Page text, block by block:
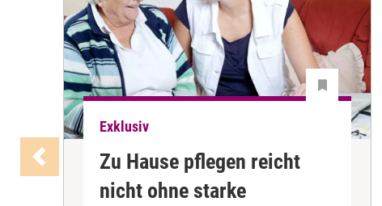
Exklusiv
Zu Hause pflegen reicht
nicht ohne starke